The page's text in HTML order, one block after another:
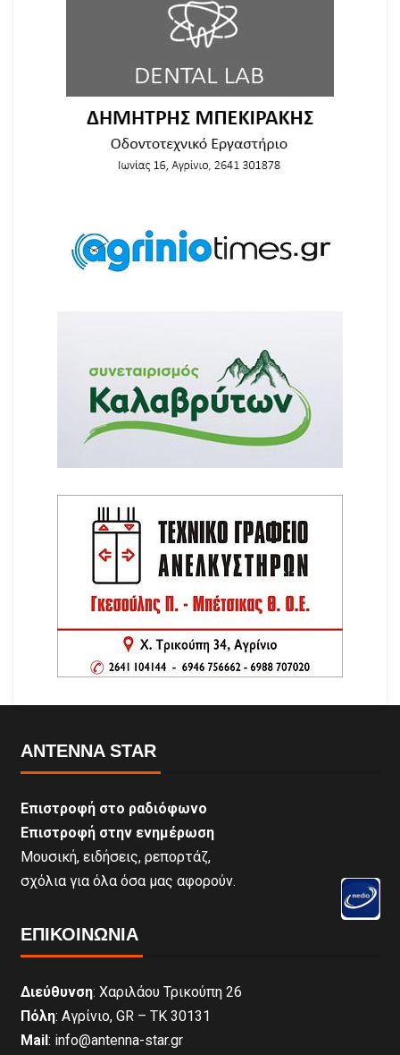
ANTENNA STAR
Επιστροφή στο ραδιόφωνο
Επιστροφή στην ενημέρωση
Μουσική, ειδήσεις, ρεπορτάζ,
σχόλια για όλα όσα μας αφορούν.
ΕΠΙΚΟΙΝΩΝΊΑ
Διεύθυνση: Χαριλάου Τρικούπη 26
Πόλη: Αγρίνιο, GR – ΤΚ 30131
Mail: info@antenna-star.gr